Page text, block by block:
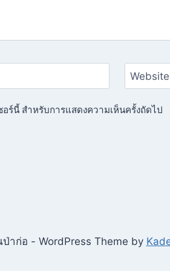
Website
ร์นี้ สำหรับการแสดงความเห็นครั้งถัดไป
าก่อ - WordPress Theme by